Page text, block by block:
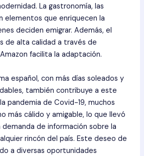
La gastronomía, las
elementos que enriquecen la
deciden emigrar. Además, el
de alta calidad a través de
facilita la adaptación.
español, con más días soleados y
también contribuye a este
pandemia de Covid-19, muchos
más cálido y amigable, lo que llevó
de información sobre la
rincón del país. Este deseo de
a diversas oportunidades